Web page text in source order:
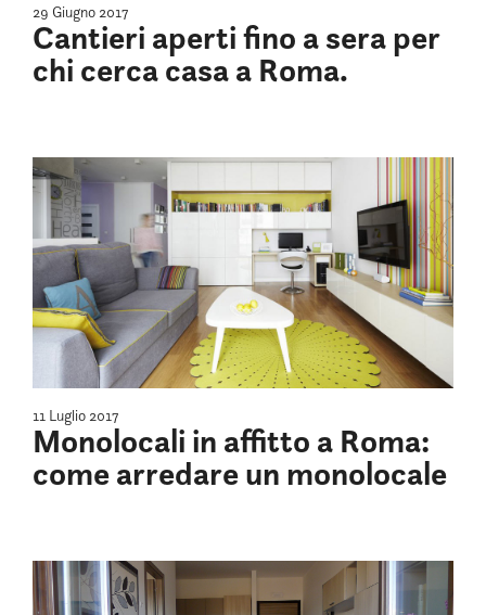
29 Giugno 2017
Cantieri aperti fino a sera per
chi cerca casa a Roma.
11 Luglio 2017
Monolocali in affitto a Roma:
come arredare un monolocale